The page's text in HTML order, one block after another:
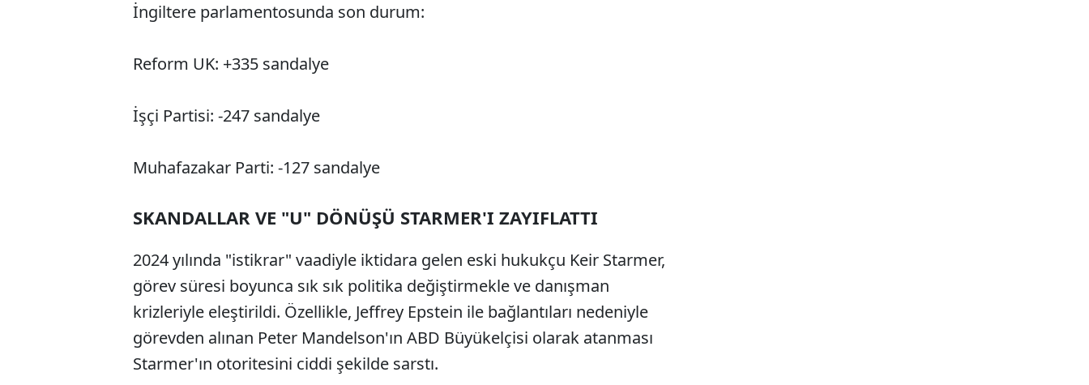
İngiltere parlamentosunda son durum:
Reform UK: +335 sandalye
İşçi Partisi: -247 sandalye
Muhafazakar Parti: -127 sandalye
SKANDALLAR VE "U" DÖNÜŞÜ STARMER'I ZAYIFLATTI
2024 yılında "istikrar" vaadiyle iktidara gelen eski hukukçu Keir Starmer,
görev süresi boyunca sık sık politika değiştirmekle ve danışman
krizleriyle eleştirildi. Özellikle, Jeffrey Epstein ile bağlantıları nedeniyle
görevden alınan Peter Mandelson'ın ABD Büyükelçisi olarak atanması
Starmer'ın otoritesini ciddi şekilde sarstı.